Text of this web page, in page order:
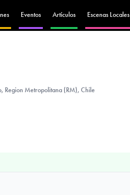
Eventos Artículos Escenas Locales
Metropolitana (RM), Chile